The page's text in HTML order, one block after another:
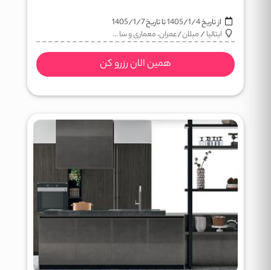
از تاریخ1405/1/4تا تاریخ1405/1/7
ایتالیا/میلان/عمران، معماری و سا ...
همین الان رزرو کن